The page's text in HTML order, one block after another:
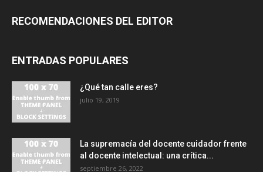
RECOMENDACIONES DEL EDITOR
ENTRADAS POPULARES
¿Qué tan calle eres?
julio 19, 2019
La supremacía del docente cuidador frente
al docente intelectual: una crítica...
septiembre 26, 2022